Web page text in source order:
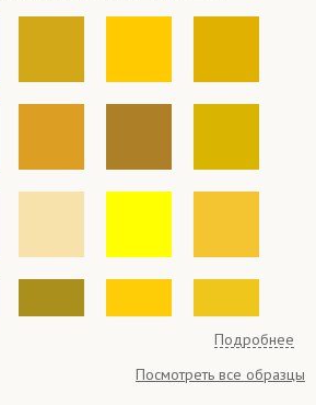
Посмотреть все образцы
Подробнее